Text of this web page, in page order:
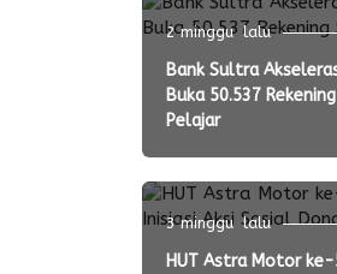
2 minggu lalu
Bank Sultra
Buka 50.537
Pelajar
3 minggu lalu
HUT Astra Motor